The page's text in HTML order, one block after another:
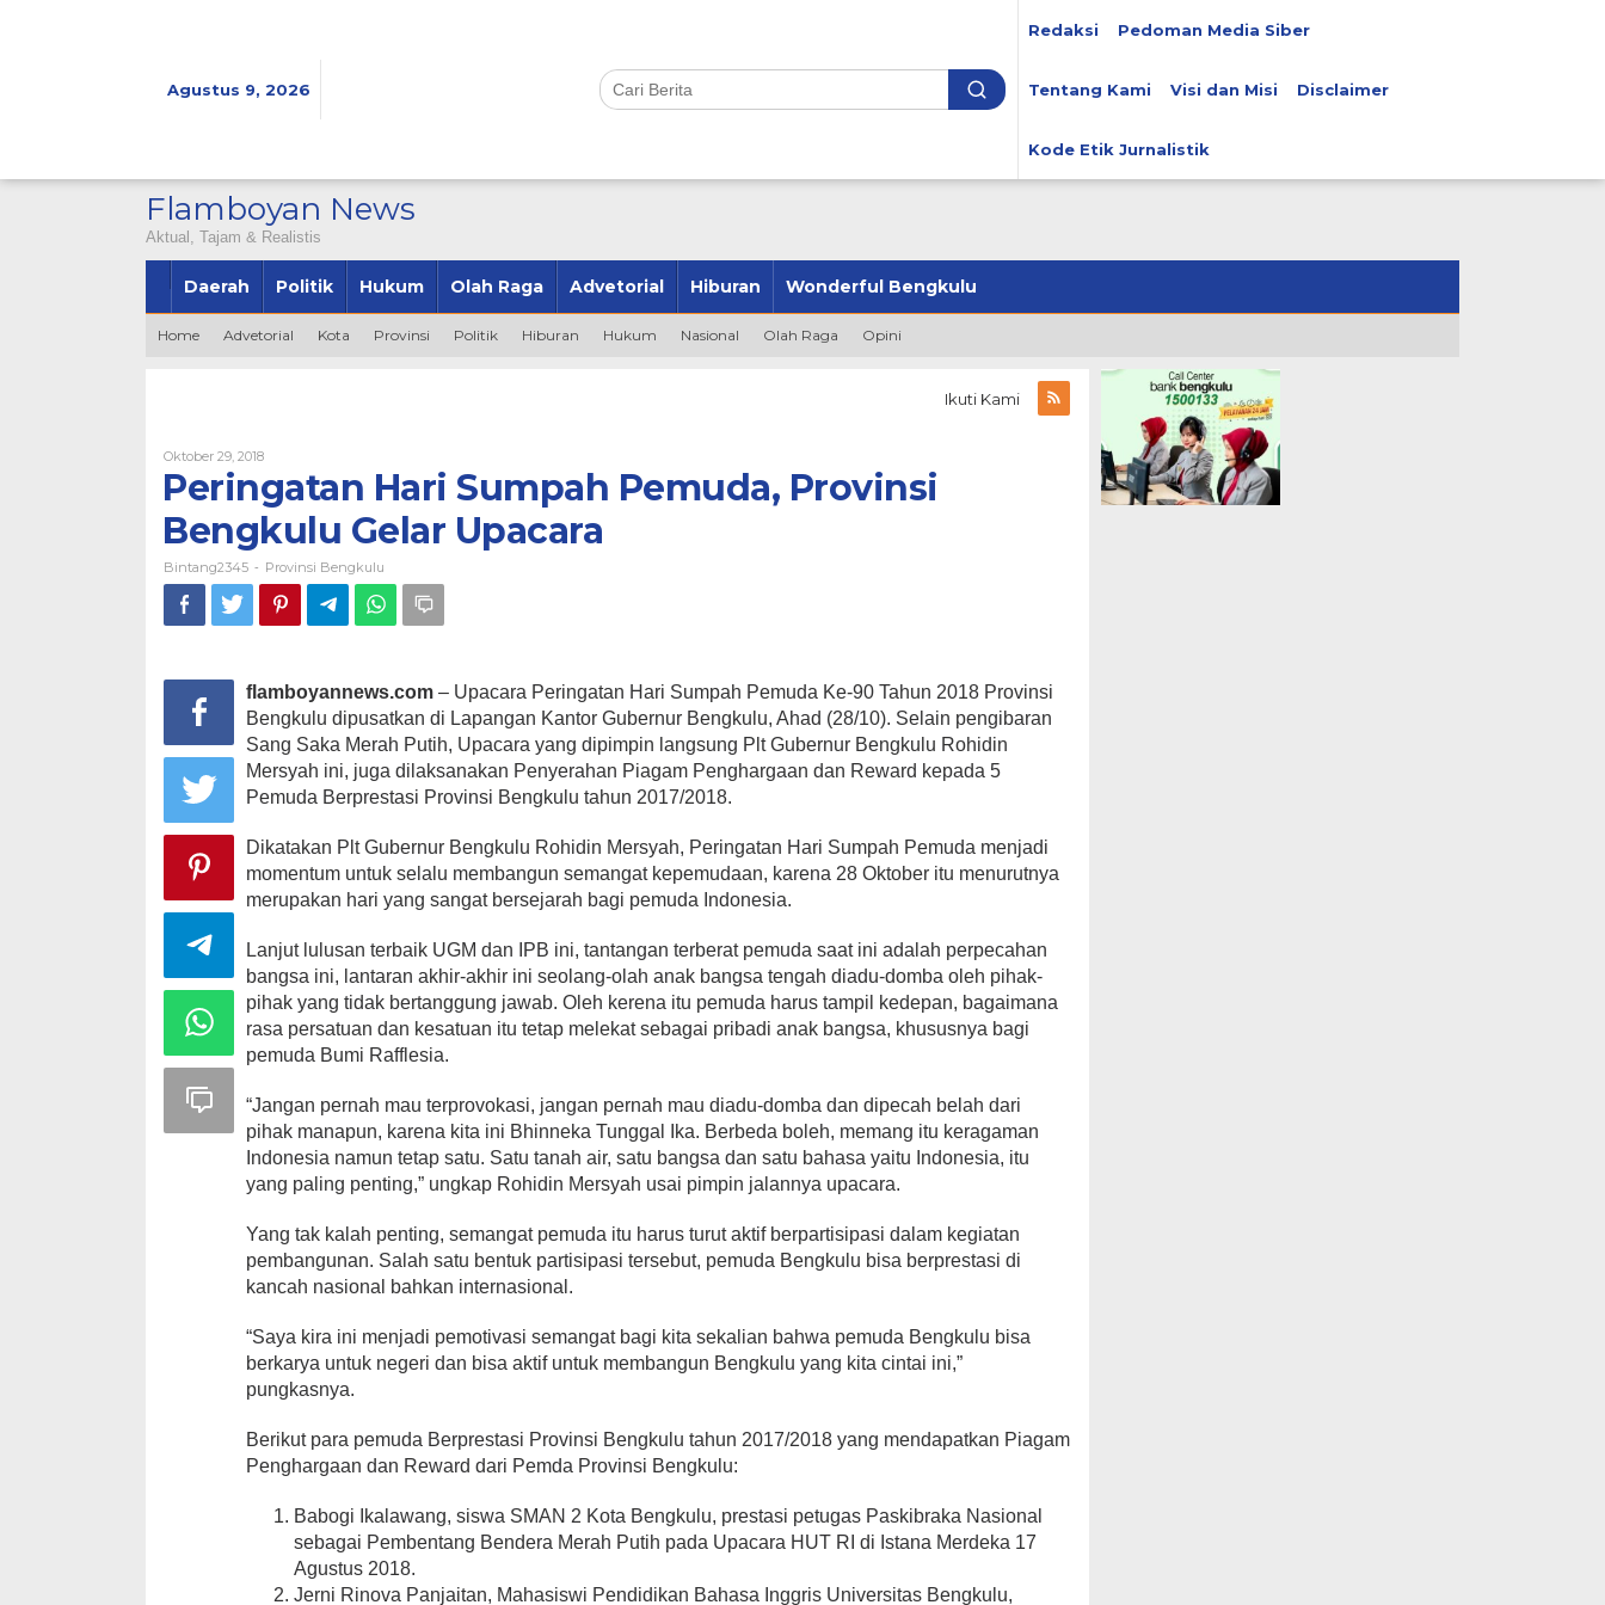
Agustus 9, 2026
Redaksi Pedoman Media Siber
Tentang Kami Visi dan Misi Disclaimer
Kode Etik Jurnalistik
Flamboyan News
Aktual, Tajam & Realistis
Daerah Politik Hukum Olah Raga Advetorial Hiburan Wonderful Bengkulu
Home Advetorial Kota Provinsi Politik Hiburan Hukum Nasional Olah Raga Opini
Ikuti Kami
Oktober 29, 2018Oleh
Peringatan Hari Sumpah Pemuda, Provinsi
Bengkulu Gelar Upacara
Bintang2345 - Provinsi Bengkulu
flamboyannews.com– Upacara Peringatan Hari Sumpah Pemuda Ke-90 Tahun 2018 Provinsi
Bengkulu dipusatkan di Lapangan Kantor Gubernur Bengkulu, Ahad (28/10). Selain pengibaran
Sang Saka Merah Putih, Upacara yang dipimpin langsung Plt Gubernur Bengkulu Rohidin
Mersyah ini, juga dilaksanakan Penyerahan Piagam Penghargaan dan Reward kepada 5
Pemuda Berprestasi Provinsi Bengkulu tahun 2017/2018.
Dikatakan Plt Gubernur Bengkulu Rohidin Mersyah, Peringatan Hari Sumpah Pemuda menjadi
momentum untuk selalu membangun semangat kepemudaan, karena 28 Oktober itu menurutnya
merupakan hari yang sangat bersejarah bagi pemuda Indonesia.
Lanjut lulusan terbaik UGM dan IPB ini, tantangan terberat pemuda saat ini adalah perpecahan
bangsa ini, lantaran akhir-akhir ini seolang-olah anak bangsa tengah diadu-domba oleh pihak-
pihak yang tidak bertanggung jawab. Oleh kerena itu pemuda harus tampil kedepan, bagaimana
rasa persatuan dan kesatuan itu tetap melekat sebagai pribadi anak bangsa, khususnya bagi
pemuda Bumi Rafflesia.
“Jangan pernah mau terprovokasi, jangan pernah mau diadu-domba dan dipecah belah dari
pihak manapun, karena kita ini Bhinneka Tunggal Ika. Berbeda boleh, memang itu keragaman
Indonesia namun tetap satu. Satu tanah air, satu bangsa dan satu bahasa yaitu Indonesia, itu
yang paling penting,” ungkap Rohidin Mersyah usai pimpin jalannya upacara.
Yang tak kalah penting, semangat pemuda itu harus turut aktif berpartisipasi dalam kegiatan
pembangunan. Salah satu bentuk partisipasi tersebut, pemuda Bengkulu bisa berprestasi di
kancah nasional bahkan internasional.
“Saya kira ini menjadi pemotivasi semangat bagi kita sekalian bahwa pemuda Bengkulu bisa
berkarya untuk negeri dan bisa aktif untuk membangun Bengkulu yang kita cintai ini,”
pungkasnya.
Berikut para pemuda Berprestasi Provinsi Bengkulu tahun 2017/2018 yang mendapatkan Piagam
Penghargaan dan Reward dari Pemda Provinsi Bengkulu:
Babogi Ikalawang, siswa SMAN 2 Kota Bengkulu, prestasi petugas Paskibraka Nasional
sebagai Pembentang Bendera Merah Putih pada Upacara HUT RI di Istana Merdeka 17
Agustus 2018.
Jerni Rinova Panjaitan, Mahasiswi Pendidikan Bahasa Inggris Universitas Bengkulu,